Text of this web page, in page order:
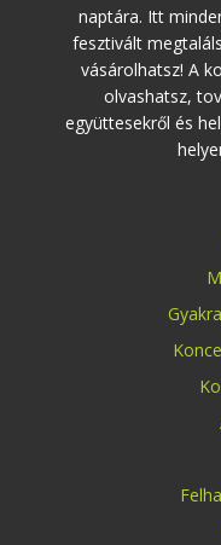
naptára. Itt
fesztivált
vásárolhatsz! A
olvashatsz,
együttesekről és